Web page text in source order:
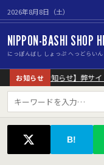
2026年8月8日（土）
NIPPON-BASHI SHOP
にっぽんばし しょっぷ へっどらいん
お知らせ
【重要なお知らせ】弊サ
B!